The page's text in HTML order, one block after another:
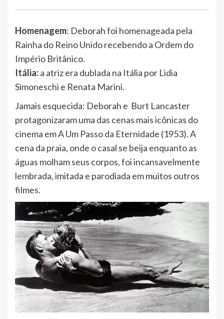
Homenagem: Deborah foi homenageada pela
Rainha do Reino Unido recebendo a Ordem do
Império Britânico.
Itália:a atriz era dublada na Itália por Lidia
Simoneschi e Renata Marini.
Jamais esquecida: Deborah e Burt Lancaster
protagonizaram uma das cenas mais icônicas do
cinema em A Um Passo da Eternidade (1953). A
cena da praia, onde o casal se beija enquanto as
águas molham seus corpos, foi incansavelmente
lembrada, imitada e parodiada em muitos outros
filmes.